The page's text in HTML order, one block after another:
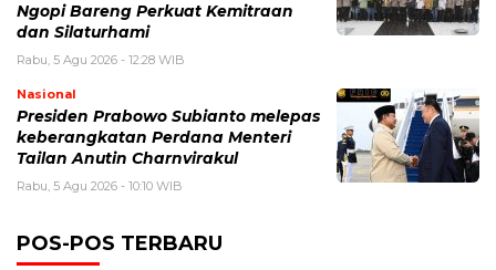
Ngopi Bareng Perkuat Kemitraan
dan Silaturhami
Rabu, 5 Agu 2026 - 12:28 WIB
Nasional
Presiden Prabowo Subianto melepas
keberangkatan Perdana Menteri
Tailan Anutin Charnvirakul
Rabu, 5 Agu 2026 - 10:10 WIB
POS-POS TERBARU